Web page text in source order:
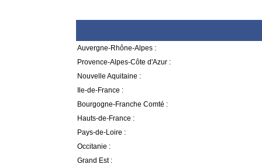
Auvergne-Rhône-Alpes :
Provence-Alpes-Côte d'Azur :
Nouvelle Aquitaine :
Ile-de-France :
Bourgogne-Franche Comté :
Hauts-de-France :
Pays-de-Loire :
Occitanie :
Grand Est :